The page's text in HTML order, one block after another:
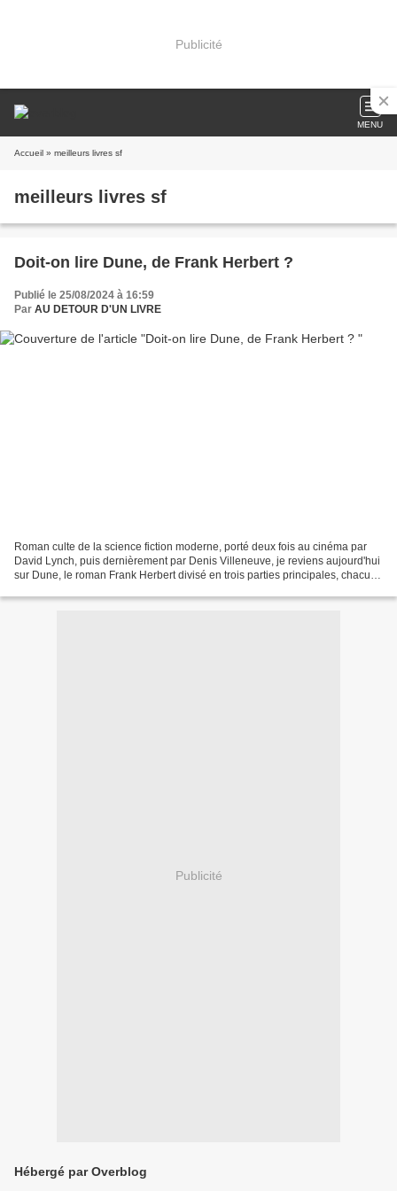
Publicité
MENU
Accueil » meilleurs livres sf
meilleurs livres sf
Doit-on lire Dune, de Frank Herbert ?
Publié le 25/08/2024 à 16:59
Par AU DETOUR D'UN LIVRE
Roman culte de la science fiction moderne, porté deux fois au cinéma par
David Lynch, puis dernièrement par Denis Villeneuve, je reviens aujourd'hui
sur Dune, le roman Frank Herbert divisé en trois parties principales, chacune
Publicité
Hébergé par Overblog